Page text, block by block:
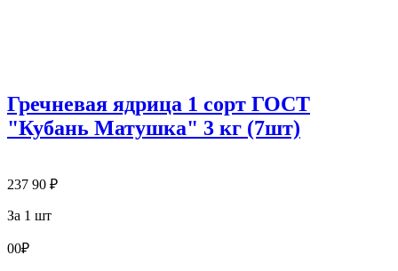
Гречневая ядрица 1 сорт ГОСТ
"Кубань Матушка" 3 кг (7шт)
237 90 ₽
За 1 шт
00₽